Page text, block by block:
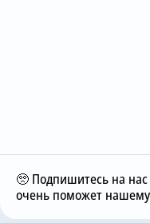
🥺 Подпишитесь на
очень поможет нашему